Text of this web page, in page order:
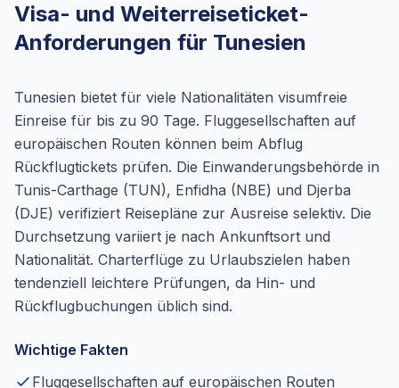
Visa- und Weiterreiseticket-
Anforderungen für Tunesien
Tunesien bietet für viele Nationalitäten visumfreie
Einreise für bis zu 90 Tage. Fluggesellschaften auf
europäischen Routen können beim Abflug
Rückflugtickets prüfen. Die Einwanderungsbehörde in
Tunis-Carthage (TUN), Enfidha (NBE) und Djerba
(DJE) verifiziert Reisepläne zur Ausreise selektiv. Die
Durchsetzung variiert je nach Ankunftsort und
Nationalität. Charterflüge zu Urlaubszielen haben
tendenziell leichtere Prüfungen, da Hin- und
Rückflugbuchungen üblich sind.
Wichtige Fakten
Fluggesellschaften auf europäischen Routen